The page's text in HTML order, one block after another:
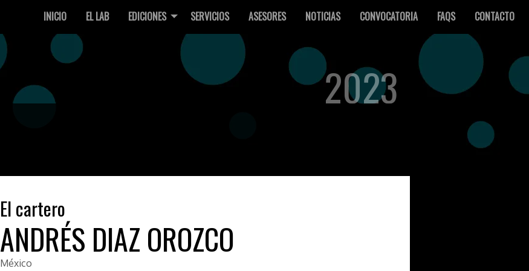
INICIO EL LAB EDICIONES SERVICIOS ASESORES NOTICIAS CONVOCATORIA FAQS CONTACTO
2023
El cartero
ANDRÉS DIAZ OROZCO
México